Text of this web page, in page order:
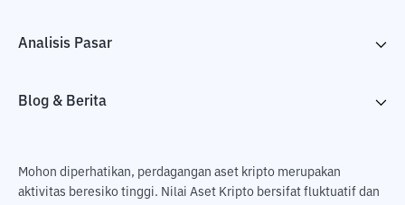
Analisis Pasar
Blog & Berita
Mohon diperhatikan, perdagangan aset kripto merupakan
aktivitas beresiko tinggi. Nilai Aset Kripto bersifat fluktuatif dan